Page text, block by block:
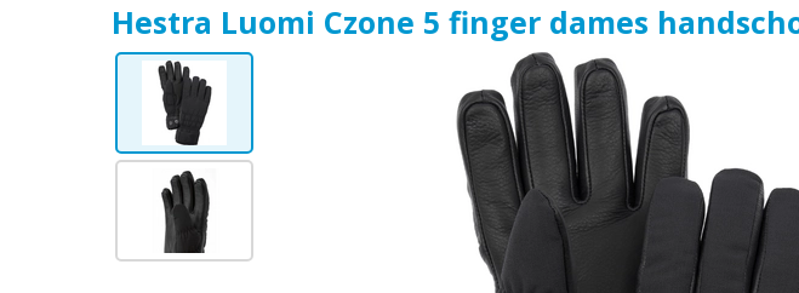
Hestra Luomi Czone 5 finger dames